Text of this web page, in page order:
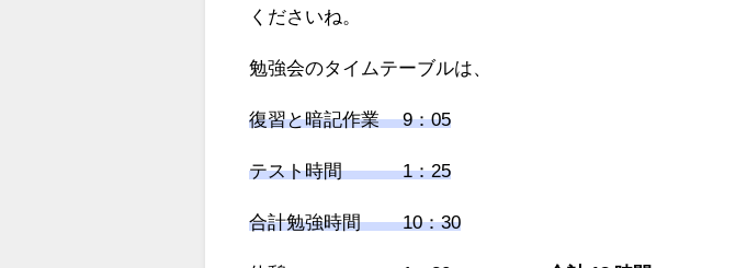
くださいね。
勉強会のタイムテーブルは、
復習と暗記作業 9：05
テスト時間 1：25
合計勉強時間10：30